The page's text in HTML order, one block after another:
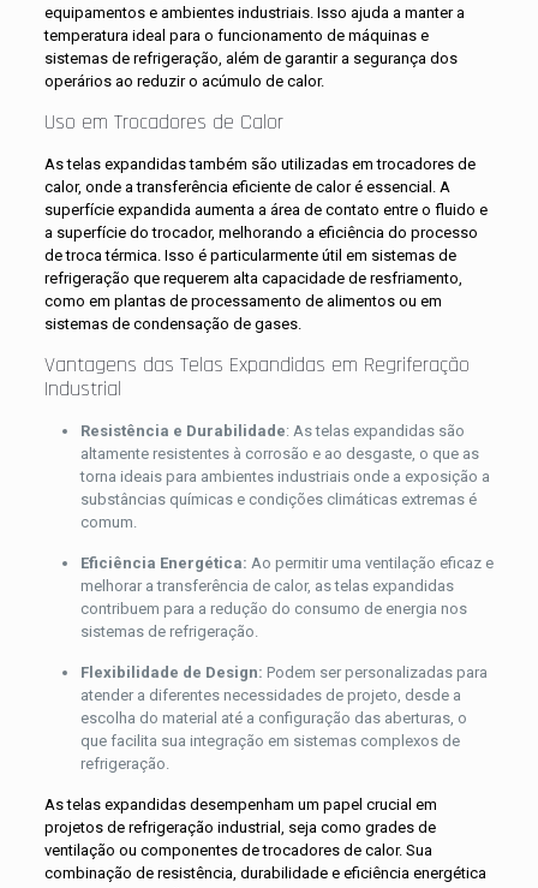
equipamentos e ambientes industriais. Isso ajuda a manter a
temperatura ideal para o funcionamento de máquinas e
sistemas de refrigeração, além de garantir a segurança dos
operários ao reduzir o acúmulo de calor.
Uso em Trocadores de Calor
As telas expandidas também são utilizadas em trocadores de
calor, onde a transferência eficiente de calor é essencial. A
superfície expandida aumenta a área de contato entre o fluido e
a superfície do trocador, melhorando a eficiência do processo
de troca térmica. Isso é particularmente útil em sistemas de
refrigeração que requerem alta capacidade de resfriamento,
como em plantas de processamento de alimentos ou em
sistemas de condensação de gases.
Vantagens das Telas Expandidas em Regriferação
Industrial
Resistência e Durabilidade: As telas expandidas são
altamente resistentes à corrosão e ao desgaste, o que as
torna ideais para ambientes industriais onde a exposição a
substâncias químicas e condições climáticas extremas é
comum.
Eficiência Energética: Ao permitir uma ventilação eficaz e
melhorar a transferência de calor, as telas expandidas
contribuem para a redução do consumo de energia nos
sistemas de refrigeração.
Flexibilidade de Design: Podem ser personalizadas para
atender a diferentes necessidades de projeto, desde a
escolha do material até a configuração das aberturas, o
que facilita sua integração em sistemas complexos de
refrigeração.
As telas expandidas desempenham um papel crucial em
projetos de refrigeração industrial, seja como grades de
ventilação ou componentes de trocadores de calor. Sua
combinação de resistência, durabilidade e eficiência energética